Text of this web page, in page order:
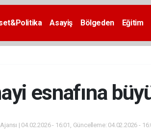
Asayiş Bölgeden Eğitim
esnafına
| 04.02.2026 - 16:01, Güncelleme: 04.02.2026 -